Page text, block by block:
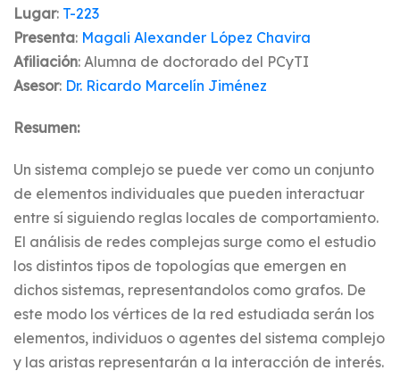
Lugar: T-223
Presenta: Magali Alexander López Chavira
Afiliación: Alumna de doctorado del PCyTI
Asesor: Dr. Ricardo Marcelí­n Jiménez
Resumen:
Un sistema complejo se puede ver como un conjunto
de elementos individuales que pueden interactuar
entre sí siguiendo reglas locales de comportamiento.
El análisis de redes complejas surge como el estudio
los distintos tipos de topologías que emergen en
dichos sistemas, representandolos como grafos. De
este modo los vértices de la red estudiada serán los
elementos, individuos o agentes del sistema complejo
y las aristas representarán a la interacción de interés.